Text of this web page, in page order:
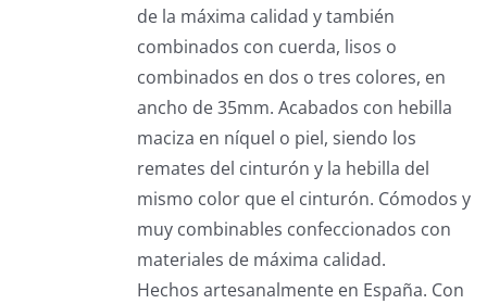
de la máxima calidad y también
combinados con cuerda, lisos o
combinados en dos o tres colores, en
ancho de 35mm. Acabados con hebilla
maciza en níquel o piel, siendo los
remates del cinturón y la hebilla del
mismo color que el cinturón. Cómodos y
muy combinables confeccionados con
materiales de máxima calidad.
Hechos artesanalmente en España. Con